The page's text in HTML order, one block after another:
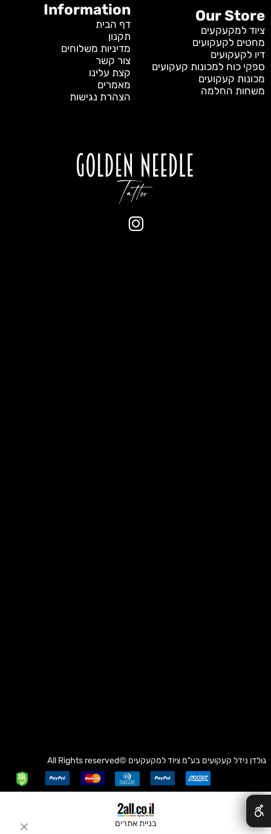
Our Store
ציוד למקעקעים
מחטים לקעקועים
דיו לקעקועים
ספקי כוח למכונות קעקועים
מכונות קעקועים
משחות החלמה
Information
דף הבית
תקנון
מדיניות משלוחים
צור קשר
קצת עלינו
מאמרים
הצהרת נגישות
גולדן נידל קעקועים בע"מציוד למקעקעים ©All Rights reserved
בניית אתרים